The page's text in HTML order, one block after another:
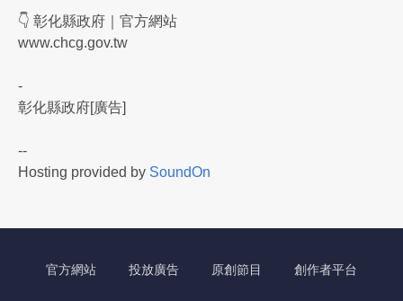
👇 彰化縣政府｜官方網站
www.chcg.gov.tw
-
彰化縣政府[廣告]
--
Hosting provided by SoundOn
官方網站 投放廣告 原創節目 創作者平台